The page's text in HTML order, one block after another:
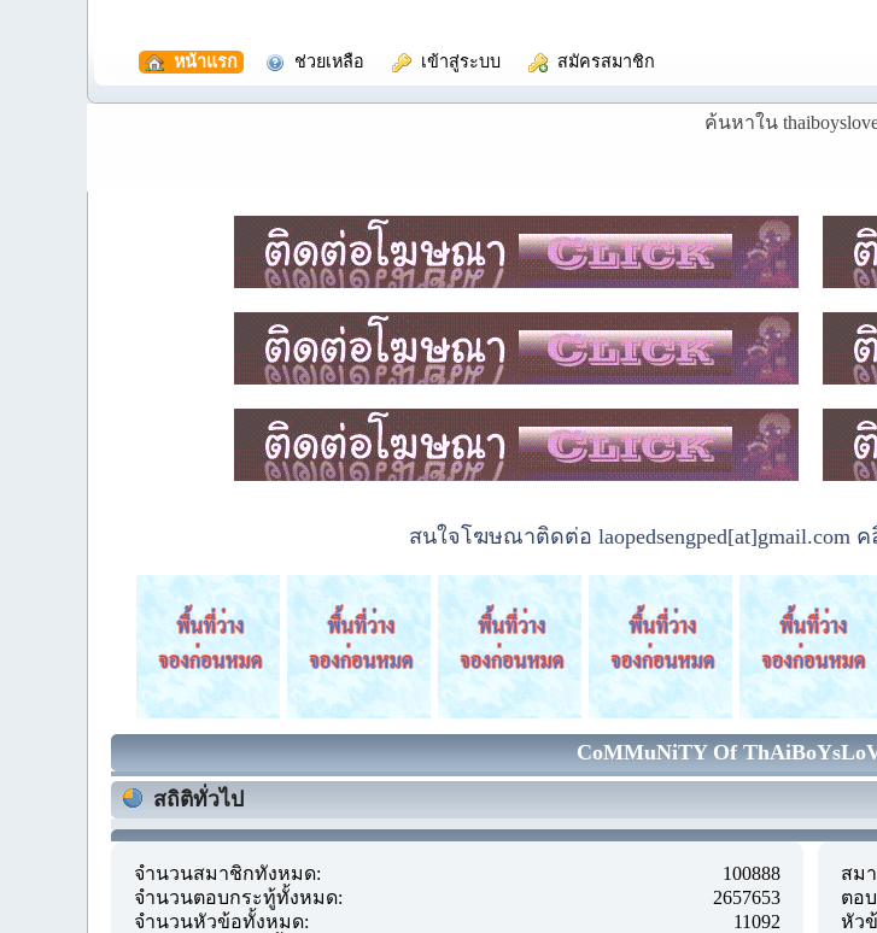
หน้าแรก ช่วยเหลือ เข้าสู่ระบบ สมัครสมาชิก
ค้นหาใน
สนใจโฆษณาติดต่อ laopedsengped[at]gmail.com
CoMMuNiTY Of
สถิติทั่วไป
จำนวนสมาชิกทั้งหมด:
100888
จำนวนตอบกระทู้ทั้งหมด:
2657653
จำนวนหัวข้อทั้งหมด:
11092
สม
ตอ
หัว